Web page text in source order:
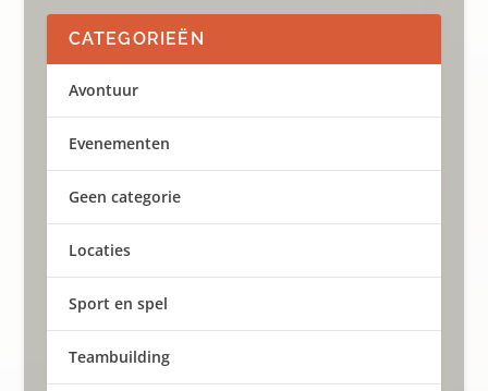
CATEGORIEËN
Avontuur
Evenementen
Geen categorie
Locaties
Sport en spel
Teambuilding